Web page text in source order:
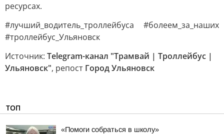
ресурсах.
#лучший_водитель_троллейбуса #болеем_за_наших
#троллейбус_Ульяновск
Источник: Telegram-канал "Трамвай | Троллейбус |
Ульяновск", репост Город Ульяновск
ТОП
«Помоги собраться в школу»